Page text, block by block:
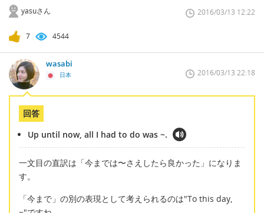
yasuさん 2016/03/13 12:22
7 4544
wasabi
日本 2016/03/13 22:18
回答
Up until now, all I had to do was ~.
一文目の直訳は「今までは〜さえしたら良かった」になりま
す。
「今まで」の別の表現として考えられるのは"To this day,